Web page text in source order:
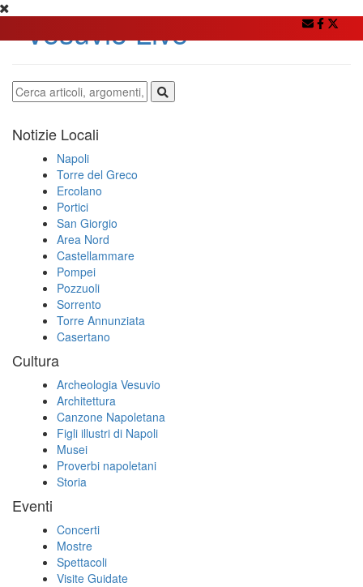
Notizie Locali
Napoli
Torre del Greco
Ercolano
Portici
San Giorgio
Area Nord
Castellammare
Pompei
Pozzuoli
Sorrento
Torre Annunziata
Casertano
Cultura
Archeologia Vesuvio
Architettura
Canzone Napoletana
Figli illustri di Napoli
Musei
Proverbi napoletani
Storia
Eventi
Concerti
Mostre
Spettacoli
Visite Guidate